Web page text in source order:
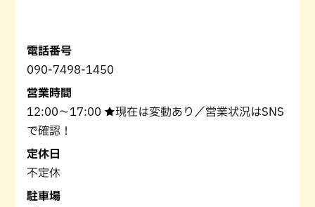
電話番号
090-7498-1450
営業時間
12:00〜17:00 ★現在は変動あり／営業状況はSNS
で確認！
定休日
不定休
駐車場